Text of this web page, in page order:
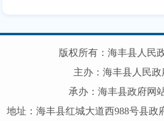
版权所有：海丰县人民
主办：海丰县人民政
承办：海丰县政府网
地址：海丰县红城大道西988号县政